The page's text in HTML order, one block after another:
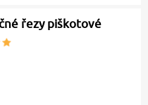
řezy piškotové